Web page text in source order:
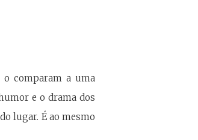
o comparam a uma
e o drama dos
lugar. É ao mesmo